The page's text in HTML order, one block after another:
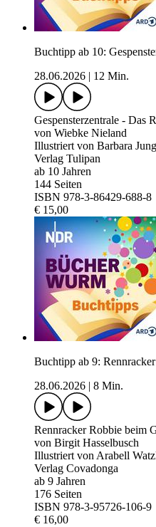
Buchtipp ab 10:
28.06.2026
12 Min.
Gespensterzentrale - Das
von Wiebke Nieland
Illustriert von Barbara Jung
Verlag Tulipan
ab 10 Jahren
144 Seiten
ISBN 978-3-86429-688-8
€ 15,00
Buchtipp ab 9:
28.06.2026
8 Min.
Rennracker Robbie beim
von Birgit Hasselbusch
Illustriert von Arabell
Verlag Covadonga
ab 9 Jahren
176 Seiten
ISBN 978-3-95726-106-9
€ 16,00